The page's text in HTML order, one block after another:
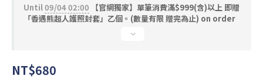
Until09/04 02:00 【官網獨家】單筆消費滿$999(含)以上 即贈
「香遇熊超人護照封套」乙個。(數量有限 贈完為止) on order
NT$680